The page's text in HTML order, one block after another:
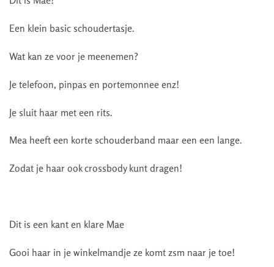
Een klein basic schoudertasje.
Wat kan ze voor je meenemen?
Je telefoon, pinpas en portemonnee enz!
Je sluit haar met een rits.
Mea heeft een korte schouderband maar een een lange.
Zodat je haar ook crossbody kunt dragen!
Dit is een kant en klare Mae
Gooi haar in je winkelmandje ze komt zsm naar je toe!